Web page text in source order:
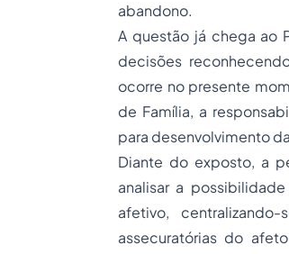
abandono.
A questão já chega ao
decisões
ocorre no presente
de Família, a
para desenvolvimento
Diante do exposto, a
analisar a
afetivo,
assecuratórias do